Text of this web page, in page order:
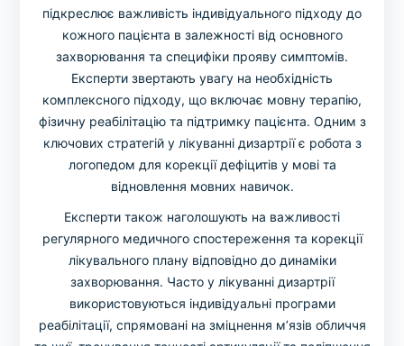
підкреслює важливість індивідуального підходу до
кожного пацієнта в залежності від основного
захворювання та специфіки прояву симптомів.
Експерти звертають увагу на необхідність
комплексного підходу, що включає мовну терапію,
фізичну реабілітацію та підтримку пацієнта. Одним з
ключових стратегій у лікуванні дизартрії є робота з
логопедом для корекції дефіцитів у мові та
відновлення мовних навичок.
Експерти також наголошують на важливості
регулярного медичного спостереження та корекції
лікувального плану відповідно до динаміки
захворювання. Часто у лікуванні дизартрії
використовуються індивідуальні програми
реабілітації, спрямовані на зміцнення м’язів обличчя